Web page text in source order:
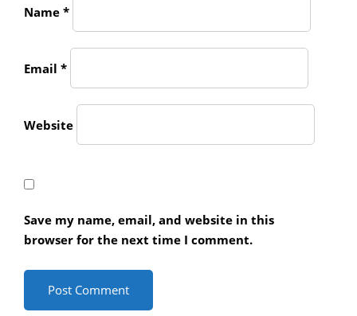
Name *
Email *
Website
Save my name, email, and website in this
browser for the next time I comment.